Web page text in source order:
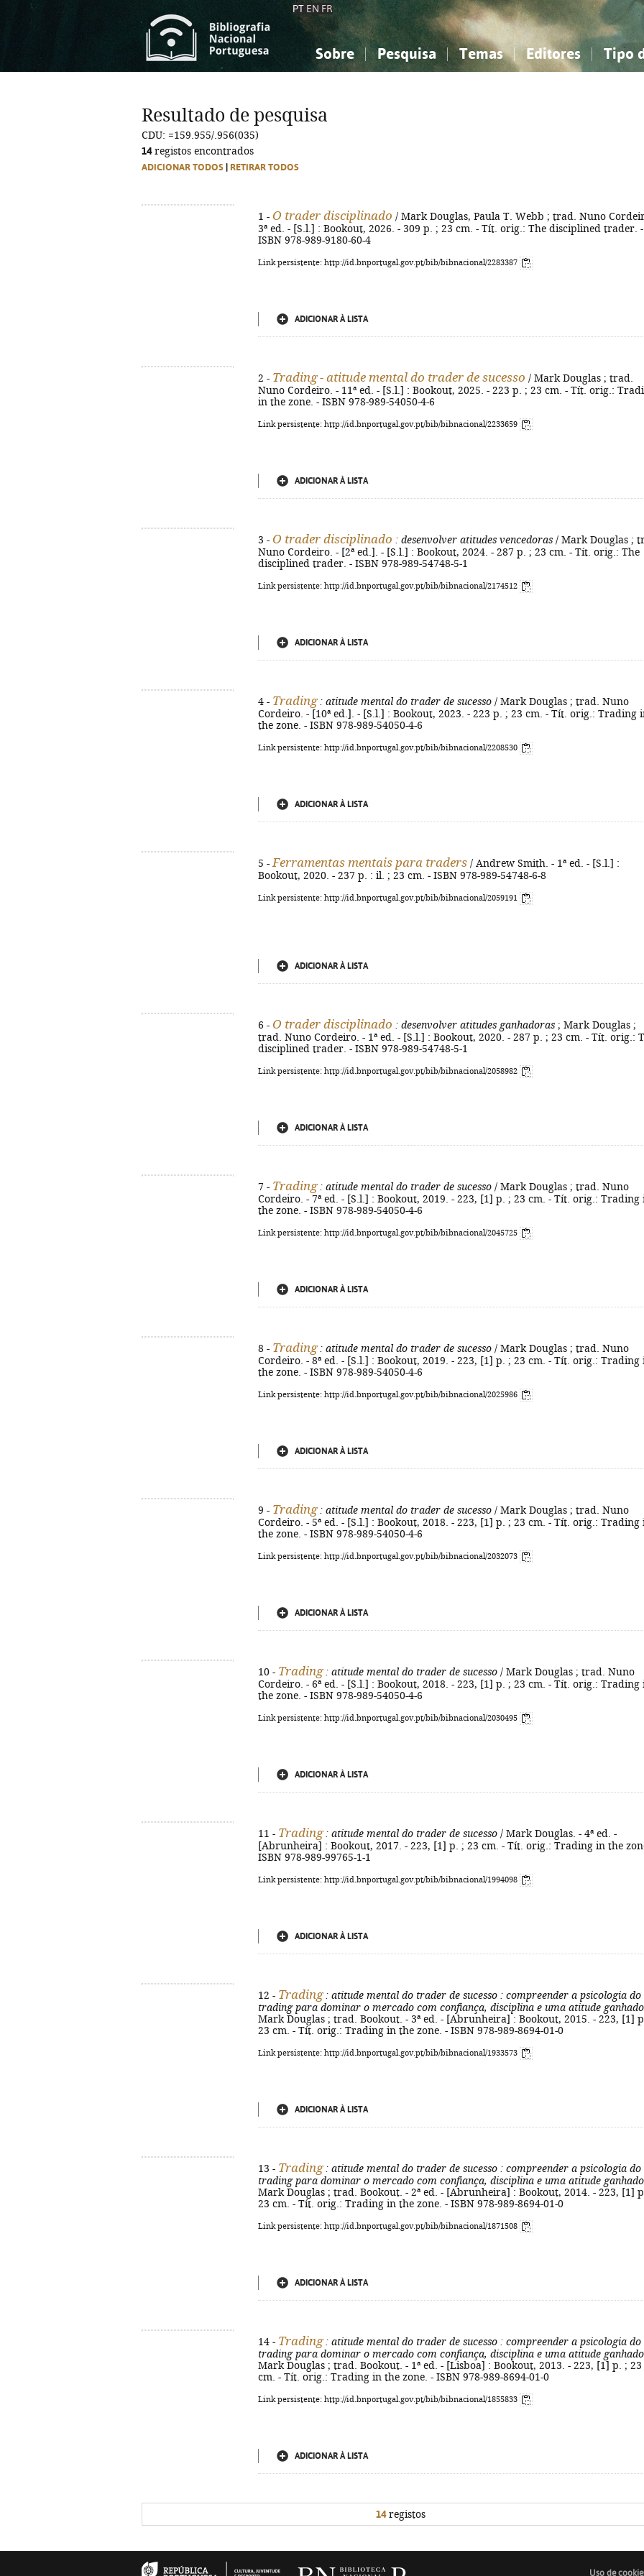
PT EN FR
Sobre Pesquisa Temas
Ciências sociais...
Editores Tipo
Ciências sociais...
Resultado de pesquisa
CDU: =159.955/.956(035)
14registos encontrados
ADICIONAR TODOS RETIRAR TODOS
1 - O trader disciplinado / Mark Douglas, Paula T. Webb ; trad. Nuno
3ª ed. - [S.l.] : Bookout, 2026. - 309 p. ; 23 cm. - Tít. orig.: The disciplined trader. -
ISBN 978-989-9180-60-4
Link persistente: http://id.bnportugal.gov.pt/bib/bibnacional/2283387
ADICIONAR À LISTA
2 - Trading - atitude mental do trader de sucesso / Mark Douglas ; trad.
Nuno Cordeiro. - 11ª ed. - [S.l.] : Bookout, 2025. - 223 p. ; 23 cm. - Tít. orig.:
in the zone. - ISBN 978-989-54050-4-6
Link persistente: http://id.bnportugal.gov.pt/bib/bibnacional/2233659
ADICIONAR À LISTA
3 - O trader disciplinado : desenvolver atitudes vencedoras / Mark Douglas ;
Nuno Cordeiro. - [2ª ed.]. - [S.l.] : Bookout, 2024. - 287 p. ; 23 cm. - Tít. orig.: The
disciplined trader. - ISBN 978-989-54748-5-1
Link persistente: http://id.bnportugal.gov.pt/bib/bibnacional/2174512
ADICIONAR À LISTA
4 - Trading: atitude mental do trader de sucesso / Mark Douglas ; trad. Nuno
Cordeiro. - [10ª ed.]. - [S.l.] : Bookout, 2023. - 223 p. ; 23 cm. - Tít. orig.: Trading
the zone. - ISBN 978-989-54050-4-6
Link persistente: http://id.bnportugal.gov.pt/bib/bibnacional/2208530
ADICIONAR À LISTA
5 - Ferramentas mentais para traders / Andrew Smith. - 1ª ed. - [S.l.] :
Bookout, 2020. - 237 p. : il. ; 23 cm. - ISBN 978-989-54748-6-8
Link persistente: http://id.bnportugal.gov.pt/bib/bibnacional/2059191
ADICIONAR À LISTA
6 - O trader disciplinado : desenvolver atitudes ganhadoras ; Mark Douglas ;
trad. Nuno Cordeiro. - 1ª ed. - [S.l.] : Bookout, 2020. - 287 p. ; 23 cm. - Tít. orig.:
disciplined trader. - ISBN 978-989-54748-5-1
Link persistente: http://id.bnportugal.gov.pt/bib/bibnacional/2058982
ADICIONAR À LISTA
7 - Trading: atitude mental do trader de sucesso / Mark Douglas ; trad. Nuno
Cordeiro. - 7ª ed. - [S.l.] : Bookout, 2019. - 223, [1] p. ; 23 cm. - Tít. orig.: Trading
the zone. - ISBN 978-989-54050-4-6
Link persistente: http://id.bnportugal.gov.pt/bib/bibnacional/2045725
ADICIONAR À LISTA
8 - Trading: atitude mental do trader de sucesso / Mark Douglas ; trad. Nuno
Cordeiro. - 8ª ed. - [S.l.] : Bookout, 2019. - 223, [1] p. ; 23 cm. - Tít. orig.: Trading
the zone. - ISBN 978-989-54050-4-6
Link persistente: http://id.bnportugal.gov.pt/bib/bibnacional/2025986
ADICIONAR À LISTA
9 - Trading: atitude mental do trader de sucesso / Mark Douglas ; trad. Nuno
Cordeiro. - 5ª ed. - [S.l.] : Bookout, 2018. - 223, [1] p. ; 23 cm. - Tít. orig.: Trading
the zone. - ISBN 978-989-54050-4-6
Link persistente: http://id.bnportugal.gov.pt/bib/bibnacional/2032073
ADICIONAR À LISTA
10 - Trading: atitude mental do trader de sucesso / Mark Douglas ; trad. Nuno
Cordeiro. - 6ª ed. - [S.l.] : Bookout, 2018. - 223, [1] p. ; 23 cm. - Tít. orig.: Trading
the zone. - ISBN 978-989-54050-4-6
Link persistente: http://id.bnportugal.gov.pt/bib/bibnacional/2030495
ADICIONAR À LISTA
11 - Trading: atitude mental do trader de sucesso / Mark Douglas. - 4ª ed. -
[Abrunheira] : Bookout, 2017. - 223, [1] p. ; 23 cm. - Tít. orig.: Trading in the
ISBN 978-989-99765-1-1
Link persistente: http://id.bnportugal.gov.pt/bib/bibnacional/1994098
ADICIONAR À LISTA
12 - Trading: atitude mental do trader de sucesso : compreender a psicologia do
trading para dominar o mercado com confiança, disciplina e uma atitude
Mark Douglas ; trad. Bookout. - 3ª ed. - [Abrunheira] : Bookout, 2015. - 223, [1]
23 cm. - Tít. orig.: Trading in the zone. - ISBN 978-989-8694-01-0
Link persistente: http://id.bnportugal.gov.pt/bib/bibnacional/1933573
ADICIONAR À LISTA
13 - Trading: atitude mental do trader de sucesso : compreender a psicologia do
trading para dominar o mercado com confiança, disciplina e uma atitude
Mark Douglas ; trad. Bookout. - 2ª ed. - [Abrunheira] : Bookout, 2014. - 223, [1]
23 cm. - Tít. orig.: Trading in the zone. - ISBN 978-989-8694-01-0
Link persistente: http://id.bnportugal.gov.pt/bib/bibnacional/1871508
ADICIONAR À LISTA
14 - Trading: atitude mental do trader de sucesso : compreender a psicologia do
trading para dominar o mercado com confiança, disciplina e uma atitude
Mark Douglas ; trad. Bookout. - 1ª ed. - [Lisboa] : Bookout, 2013. - 223, [1] p. ; 23
cm. - Tít. orig.: Trading in the zone. - ISBN 978-989-8694-01-0
Link persistente: http://id.bnportugal.gov.pt/bib/bibnacional/1855833
ADICIONAR À LISTA
14registos
Uso de